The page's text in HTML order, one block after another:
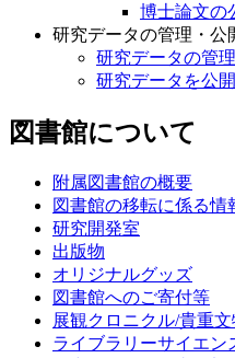
博士論文の
研究データの管理・公
研究データの管
研究データを公
図書館について
附属図書館の概要
図書館の移転に係る情
研究開発室
出版物
オリジナルグッズ
図書館へのご寄付等
展観クロニクル/貴重
ライブラリーサイエン